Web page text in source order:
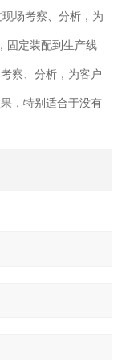
场考察、分析，为
固定装配到生产线
察、分析，为客户
，特别适合于没有